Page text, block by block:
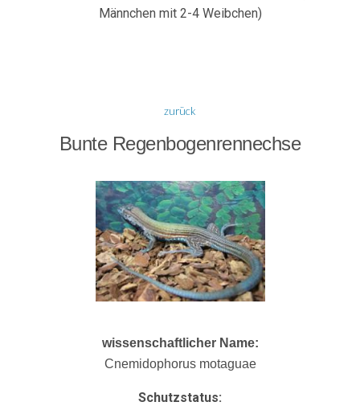
Männchen mit 2-4 Weibchen)
zurück
Bunte Regenbogenrennechse
wissenschaftlicher Name:
Cnemidophorus motaguae
Schutzstatus: